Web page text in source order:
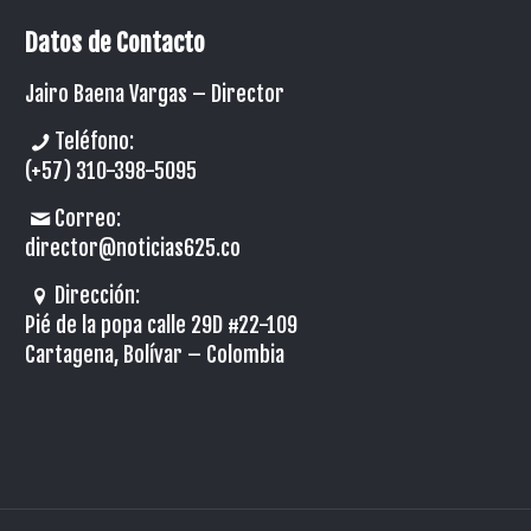
Datos de Contacto
Jairo Baena Vargas – Director
Teléfono:
(+57) 310-398-5095
Correo:
director@noticias625.co
Dirección:
Pié de la popa calle 29D #22-109
Cartagena, Bolívar – Colombia